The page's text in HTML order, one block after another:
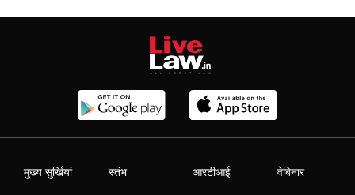
मुख्य सुर्खियां स्तंभ आरटीआई वेबिनार